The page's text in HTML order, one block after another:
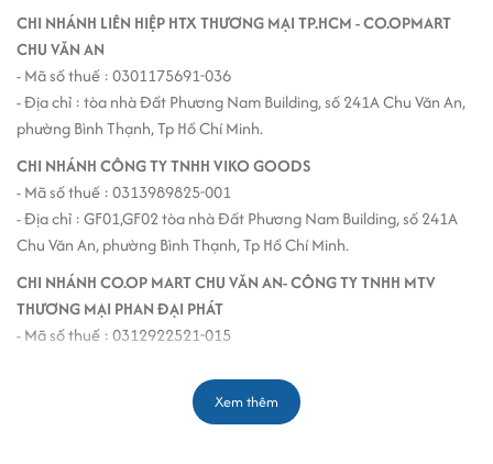
CHI NHÁNH LIÊN HIỆP HTX THƯƠNG MẠI TP.HCM - CO.OPMART
CHU VĂN AN
- Mã số thuế : 0301175691-036
- Địa chỉ : tòa nhà Đất Phương Nam Building, số 241A Chu Văn An,
phường Bình Thạnh, Tp Hồ Chí Minh.
CHI NHÁNH CÔNG TY TNHH VIKO GOODS
- Mã số thuế : 0313989825-001
- Địa chỉ : GF01,GF02 tòa nhà Đất Phương Nam Building, số 241A
Chu Văn An, phường Bình Thạnh, Tp Hồ Chí Minh.
CHI NHÁNH CO.OP MART CHU VĂN AN- CÔNG TY TNHH MTV
THƯƠNG MẠI PHAN ĐẠI PHÁT
- Mã số thuế : 0312922521-015
phường Bình Thạnh, Tp Hồ Chí Minh.
CÔNG TY TNHH MỘT THÀNH VIÊN TƯ VẤN HƯNG HẰNG
Xem thêm